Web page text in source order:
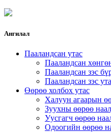
Ангилал
Пааландсан утас
Пааландсан
Пааландсан зэс
Пааландсан зэс
Өөрөө холбох утас
Халуун агаарын
Зуухны өөрөө
Уусгагч өөрөө
Одоогийн өөрөө